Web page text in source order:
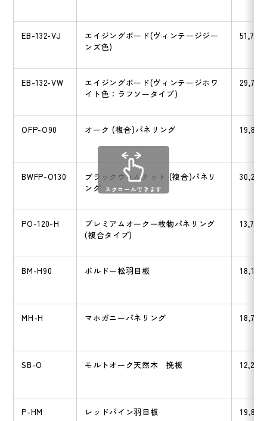
EB-132-VJ
エイジングボード(ヴィンテージジー
ンズ色)
51,700
EB-132-VW
エイジングボード(ヴィンテージホワ
イト色：ラフソータイプ)
29,700
OFP-O90 オーク (複合)パネリング 19,800
BWFP-O130
ブラックウォルナット (複合)パネリ
ング
30,250
PO-120-H
プレミアムオーク一枚物パネリング
(複合タイプ)
13,750
BM-H90 ボルドー松羽目板 18,150
MH-H マホガニーパネリング 18,700
SB-O モルトオーク天然木 挽板 12,200
P-HM レッドパイン羽目板 19,800
スクロールできます